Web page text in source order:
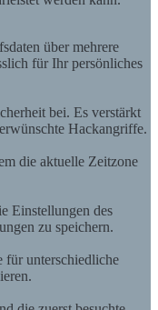
über mehrere
für Ihr persönliches
bei. Es verstärkt
Hackangriffe.
die aktuelle Zeitzone
Einstellungen des
zu speichern.
für unterschiedliche